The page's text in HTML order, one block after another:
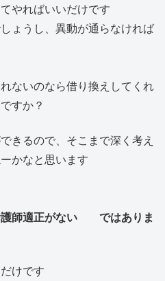
やればいいだけです
ょうし、異動が通らなければ
ないのなら借り換えしてくれ
すか？
きるので、そこまで深く考え
かなと思います
護師適正がない ではありま
けです